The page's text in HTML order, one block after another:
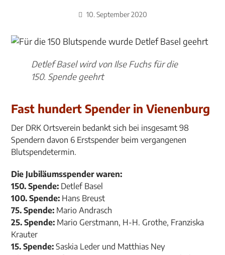
10. September 2020
Detlef Basel wird von Ilse Fuchs für die
150. Spende geehrt
Fast hundert Spender in Vienenburg
Der DRK Ortsverein bedankt sich bei insgesamt 98
Spendern davon 6 Erstspender beim vergangenen
Blutspendetermin.
Die Jubiläumsspender waren:
150. Spende: Detlef Basel
100. Spende: Hans Breust
75. Spende: Mario Andrasch
25. Spende: Mario Gerstmann, H-H. Grothe, Franziska
Krauter
15. Spende: Saskia Leder und Matthias Ney